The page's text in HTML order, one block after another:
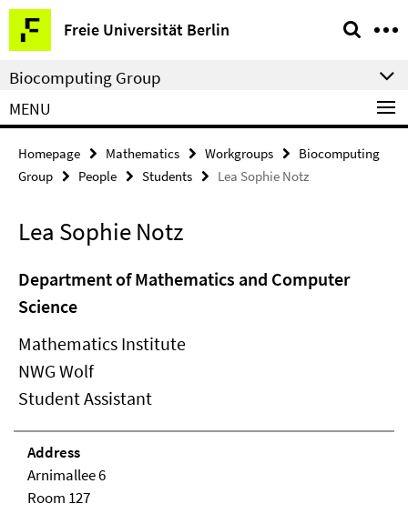
Springe
direkt
zu
Inhalt
Freie Universität Berlin
Service
Navigation
Biocomputing Group
MENU
Homepage Mathematics Workgroups
Biocomputing
Group
People Students Lea Sophie Notz
Lea Sophie Notz
Department of Mathematics and Computer
Science
Mathematics Institute
NWG Wolf
Student Assistant
Address
Arnimallee 6
Room 127